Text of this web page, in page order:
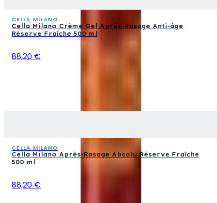
CELLA MILANO
Cella Milano Crème Gel Après-Rasage Anti-âge
Réserve Fraîche 500 ml
88,20 €
CELLA MILANO
Cella Milano Après-Rasage Absolu Réserve Fraîche
500 ml
88,20 €